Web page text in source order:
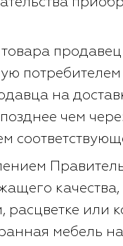
товара
потребителем
на
чем
расцветке или
мебель